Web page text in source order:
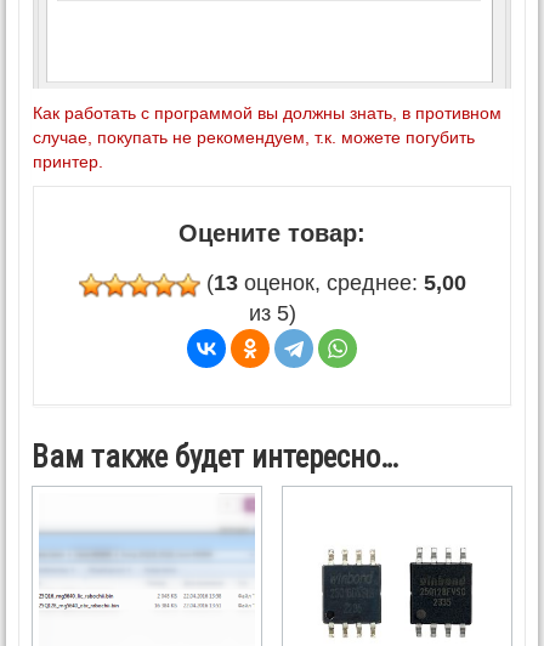
Как работать с программой вы должны знать, в противном
случае, покупать не рекомендуем, т.к. можете погубить
принтер.
Оцените товар:
(13оценок, среднее: 5,00
из 5)
Вам также будет интересно…